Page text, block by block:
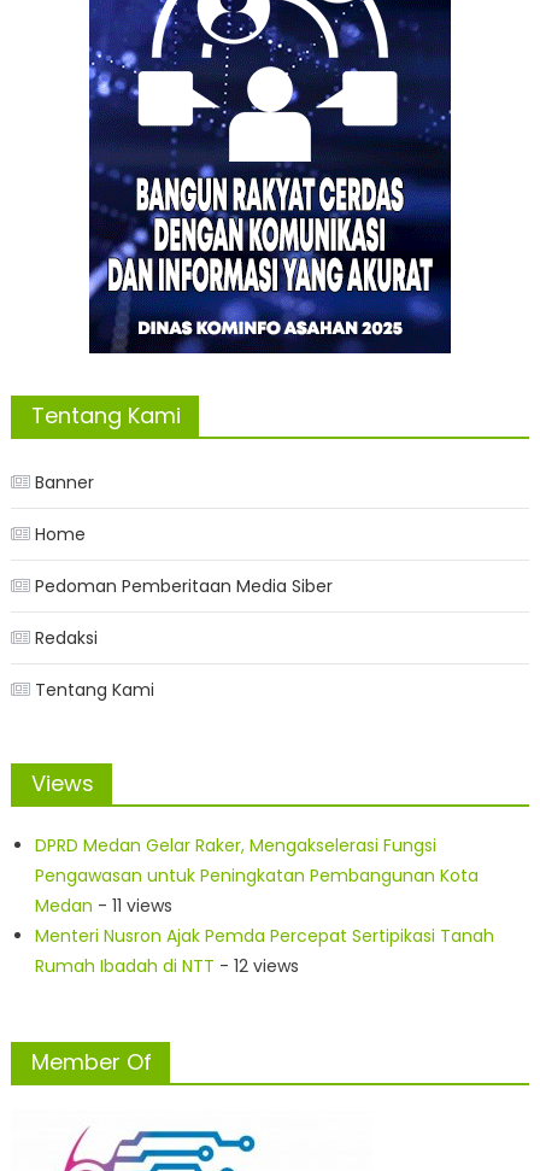
Tentang Kami
Banner
Home
Pedoman Pemberitaan Media Siber
Redaksi
Tentang Kami
Views
DPRD Medan Gelar Raker, Mengakselerasi Fungsi
Pengawasan untuk Peningkatan Pembangunan Kota
Medan - 11 views
Menteri Nusron Ajak Pemda Percepat Sertipikasi Tanah
Rumah Ibadah di NTT - 12 views
Member Of